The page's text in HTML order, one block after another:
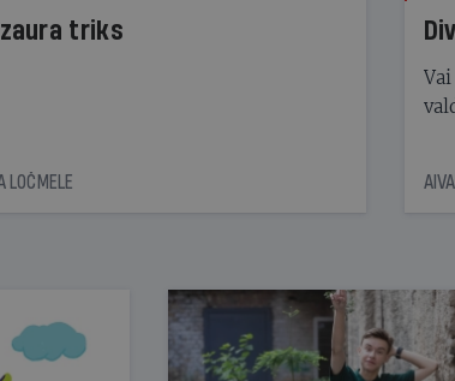
triks
LOČMELE